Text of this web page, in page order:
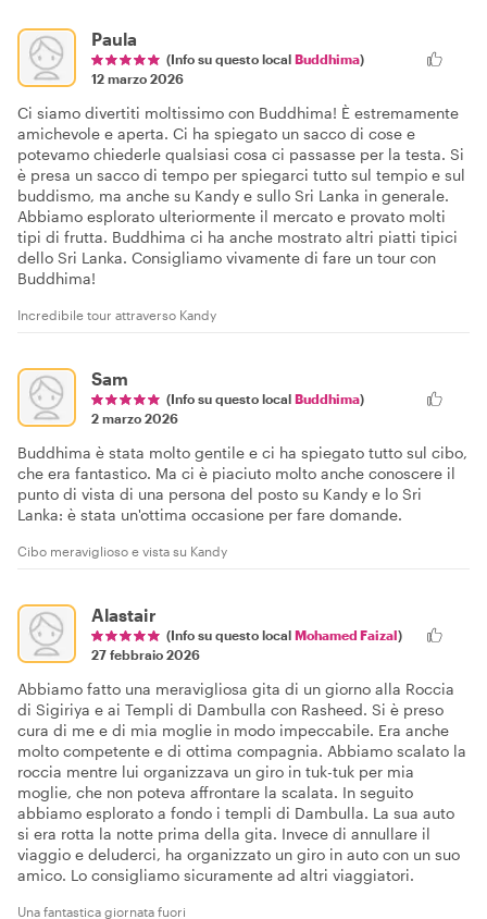
Paula
(Info su questo local Buddhima)
12 marzo 2026
Ci siamo divertiti moltissimo con Buddhima! È estremamente
amichevole e aperta. Ci ha spiegato un sacco di cose e
potevamo chiederle qualsiasi cosa ci passasse per la testa. Si
è presa un sacco di tempo per spiegarci tutto sul tempio e sul
buddismo, ma anche su Kandy e sullo Sri Lanka in generale.
Abbiamo esplorato ulteriormente il mercato e provato molti
tipi di frutta. Buddhima ci ha anche mostrato altri piatti tipici
dello Sri Lanka. Consigliamo vivamente di fare un tour con
Buddhima!
Incredibile tour attraverso Kandy
Sam
(Info su questo local Buddhima)
2 marzo 2026
Buddhima è stata molto gentile e ci ha spiegato tutto sul cibo,
che era fantastico. Ma ci è piaciuto molto anche conoscere il
punto di vista di una persona del posto su Kandy e lo Sri
Lanka: è stata un'ottima occasione per fare domande.
Cibo meraviglioso e vista su Kandy
Alastair
(Info su questo local Mohamed Faizal)
27 febbraio 2026
Abbiamo fatto una meravigliosa gita di un giorno alla Roccia
di Sigiriya e ai Templi di Dambulla con Rasheed. Si è preso
cura di me e di mia moglie in modo impeccabile. Era anche
molto competente e di ottima compagnia. Abbiamo scalato la
roccia mentre lui organizzava un giro in tuk-tuk per mia
moglie, che non poteva affrontare la scalata. In seguito
abbiamo esplorato a fondo i templi di Dambulla. La sua auto
si era rotta la notte prima della gita. Invece di annullare il
viaggio e deluderci, ha organizzato un giro in auto con un suo
amico. Lo consigliamo sicuramente ad altri viaggiatori.
Una fantastica giornata fuori